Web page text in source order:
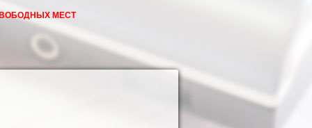
МЕСТ